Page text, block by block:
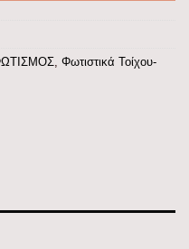
Φωτιστικά Τοίχου-